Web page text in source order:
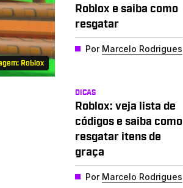
Roblox
Roblox e saiba como
resgatar
Por Marcelo Rodrigues
DICAS
Roblox: veja lista de
códigos e saiba como
resgatar itens de
graça
Por Marcelo Rodrigues